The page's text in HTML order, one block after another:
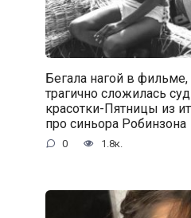
Бегала нагой в
трагично сложилась
красотки-Пятницы из
про синьора Робинзона
0 1.8к.